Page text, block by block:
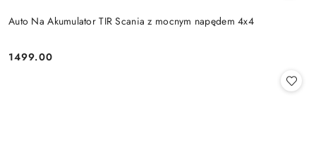
Auto Na Akumulator TIR Scania z mocnym napędem 4x4
Cena:
1499.00